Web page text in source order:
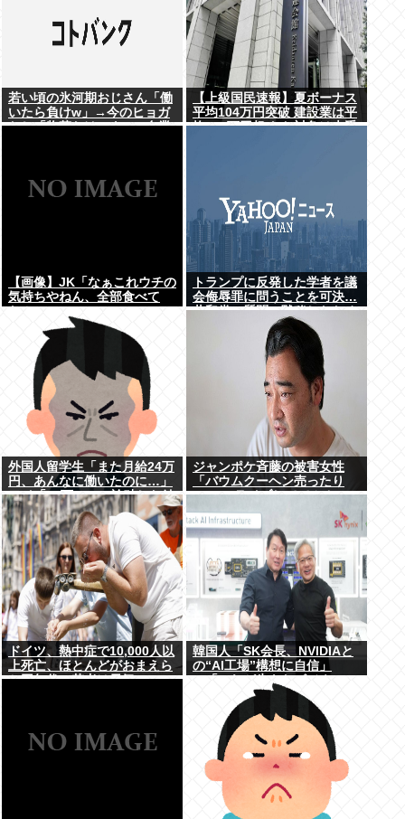
若い頃の氷河期おじさん「働
いたら負けw」→今のヒョガ
おじ「惣菜たけぇよ..」 自業
【上級国民速報】夏ボーナス
平均104万円突破 建設業は平
均200万円超 なお対象は大手
【画像】JK「なぁこれウチの
気持ちやねん、全部食べて
トランプに反発した学者を議
会侮辱罪に問うことを可決…
共和党の質問に黙秘したため
外国人留学生「また月給24万
円、あんなに働いたのに…」
ワイ「18万」→…論破した結
果ｗｗｗ
ジャンポケ斉藤の被害女性
「バウムクーヘン売ったり
TikTokライブしててムカつい
たから示談しなかった」←こ
れ
ドイツ、熱中症で10,000人以
上死亡、ほとんどがおまえら
と同年代、若者は元気
韓国人「SK会長、NVIDIAと
の“AI工場”構想に自信」
→「これが生きたビジネス